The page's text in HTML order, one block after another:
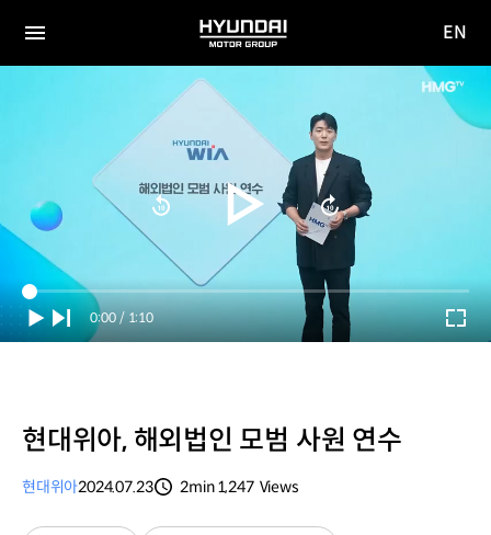
전체
HYUNDAI
MOTOR
GROUP
사이
이동
EN
Current
Time
0:00 / Duration
1:10
현대위아, 해외법인 모범 사원 연수
현대위아2024.07.23
2min1,247 Views